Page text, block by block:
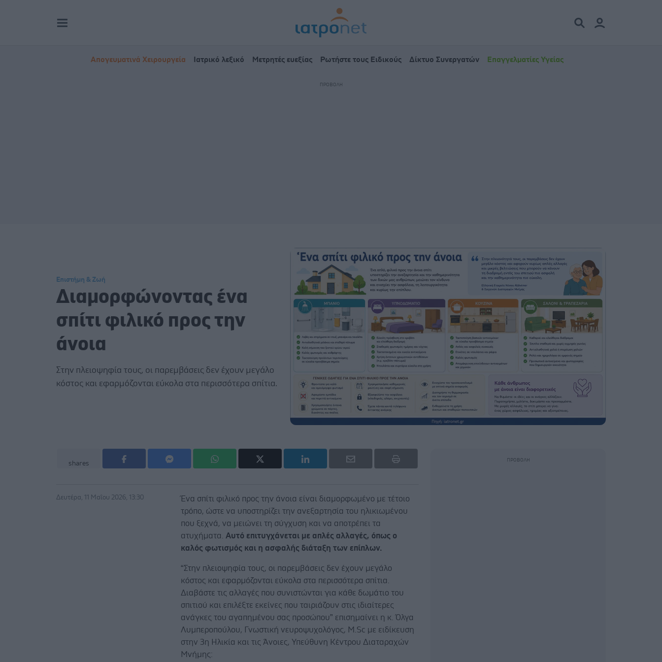
Απογευματινά Χειρουργεία Ιατρικό λεξικό Μετρητές ευεξίας Ρωτήστε τους Ειδικούς Δίκτυο Συνεργατών Επαγγελματίες Υγείας
Επιστήμη & Ζωή
Διαμορφώνοντας ένα
σπίτι φιλικό προς την
άνοια
Στην πλειοψηφία τους, οι παρεμβάσεις δεν έχουν μεγάλο
κόστος και εφαρμόζονται εύκολα στα περισσότερα σπίτια.
shares
Δευτέρα, 11 Μαΐου 2026, 13:30
Ένα σπίτι φιλικό προς την άνοια είναι διαμορφωμένο με τέτοιο
τρόπο, ώστε να υποστηρίζει την ανεξαρτησία του ηλικιωμένου
που ξεχνά, να μειώνει τη σύγχυση και να αποτρέπει τα
ατυχήματα. Αυτό επιτυγχάνεται με απλές αλλαγές, όπως ο
καλός φωτισμός και η ασφαλής διάταξη των επίπλων.
“Στην πλειοψηφία τους, οι παρεμβάσεις δεν έχουν μεγάλο
κόστος και εφαρμόζονται εύκολα στα περισσότερα σπίτια.
Διαβάστε τις αλλαγές που συνιστώνται για κάθε δωμάτιο του
σπιτιού και επιλέξτε εκείνες που ταιριάζουν στις ιδιαίτερες
ανάγκες του αγαπημένου σας προσώπου” επισημαίνει η κ. Όλγα
Λυμπεροπούλου, Γνωστική νευροψυχολόγος, M.Sc με ειδίκευση
στην 3η Ηλικία και τις Άνοιες, Υπεύθυνη Κέντρου Διαταραχών
Μνήμης: